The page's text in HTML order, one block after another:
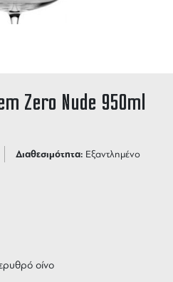
Zero Nude 950ml
Διαθεσιμότητα: Εξαντλημένο
οίνο